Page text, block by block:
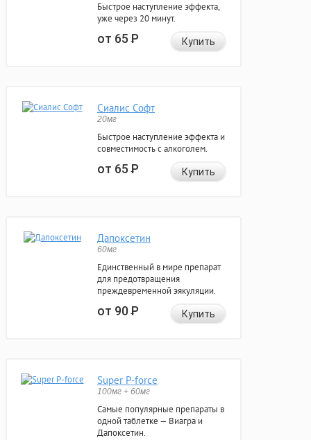
Быстрое наступление эффекта,
уже через 20 минут.
от 65Р Купить
Сиалис Софт
20мг
Быстрое наступление эффекта и
совместимость с алкоголем.
от 65Р Купить
Дапоксетин
60мг
Единственный в мире препарат
для предотвращения
преждевременной эякуляции.
от 90Р Купить
Super P-force
100мг + 60мг
Самые популярные препараты в
одной таблетке — Виагра и
Дапоксетин.